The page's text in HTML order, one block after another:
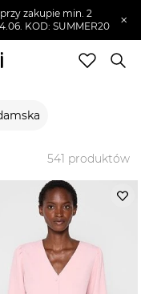
zakupie min. 2
KOD: SUMMER20
×
541 produktów